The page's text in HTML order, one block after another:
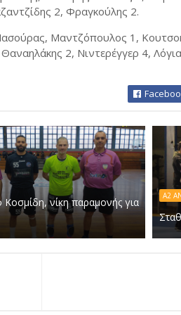
2, Φραγκούλης 2.
Μαντζόπουλος 1,
2, Νιντερέγγερ 4,
νίκη παραμονής για Α2